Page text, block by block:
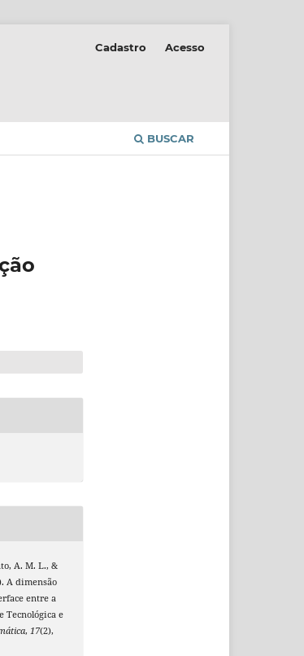
BUSCAR
Cadastro Acesso
A. M. L., &
A dimensão
entre a
Tecnológica e
,17(2),